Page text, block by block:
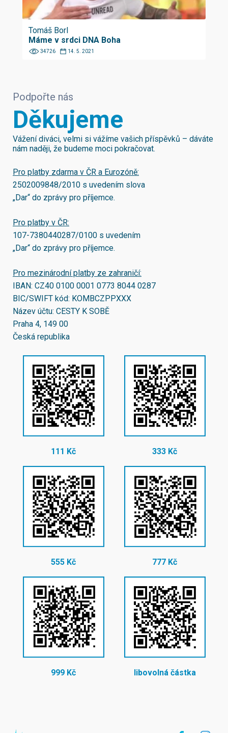
Tomáš Borl
Máme v srdci DNA Boha
34726 14. 5. 2021
Podpořte nás
Děkujeme
Vážení diváci, velmi si vážíme vašich příspěvků – dáváte
nám naději, že budeme moci pokračovat.
Pro platby zdarma v ČR a Eurozóně:
2502009848/2010 s uvedením slova
„Dar“ do zprávy pro příjemce.
Pro platby v ČR:
107-7380440287/0100 s uvedením
„Dar“ do zprávy pro příjemce.
Pro mezinárodní platby ze zahraničí:
IBAN: CZ40 0100 0001 0773 8044 0287
BIC/SWIFT kód: KOMBCZPPXXX
Název účtu: CESTY K SOBĚ
Praha 4, 149 00
Česká republika
111 Kč 333 Kč
555 Kč 777 Kč
999 Kč libovolná částka